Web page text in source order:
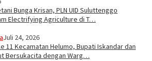
Bunga Krisan, PLN UID Suluttenggo
Electrifying Agriculture di T…
Juli 24, 2026
11 Kecamatan Helumo, Bupati Iskandar dan
Bersukacita dengan Warg…